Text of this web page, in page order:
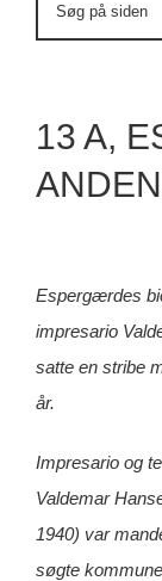
13 A,
Espergærdes
impresario
satte en stribe
år.
Impresario og
Valdemar
1940) var
søgte